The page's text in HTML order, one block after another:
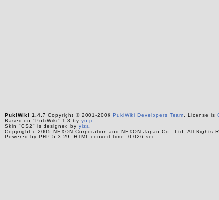
PukiWiki 1.4.7 Copyright © 2001-2006 PukiWiki Developers Team . License is
Based on "PukiWiki" 1.3 by yu-ji
Skin "GS2" is designed by yiza
Copyright c 2005 NEXON Corporation and NEXON Japan Co., Ltd. All Rights
Powered by PHP 5.3.29. HTML convert time: 0.026 sec.